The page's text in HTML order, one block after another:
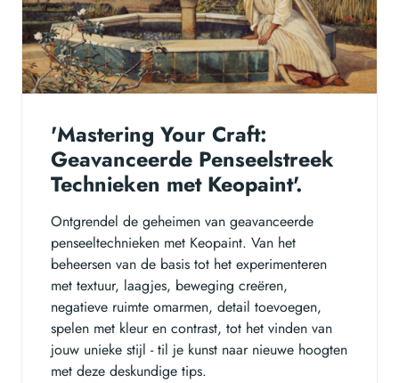
'Mastering Your Craft:
Geavanceerde Penseelstreek
Technieken met Keopaint'.
Ontgrendel de geheimen van geavanceerde
penseeltechnieken met Keopaint. Van het
beheersen van de basis tot het experimenteren
met textuur, laagjes, beweging creëren,
negatieve ruimte omarmen, detail toevoegen,
spelen met kleur en contrast, tot het vinden van
jouw unieke stijl - til je kunst naar nieuwe hoogten
met deze deskundige tips.